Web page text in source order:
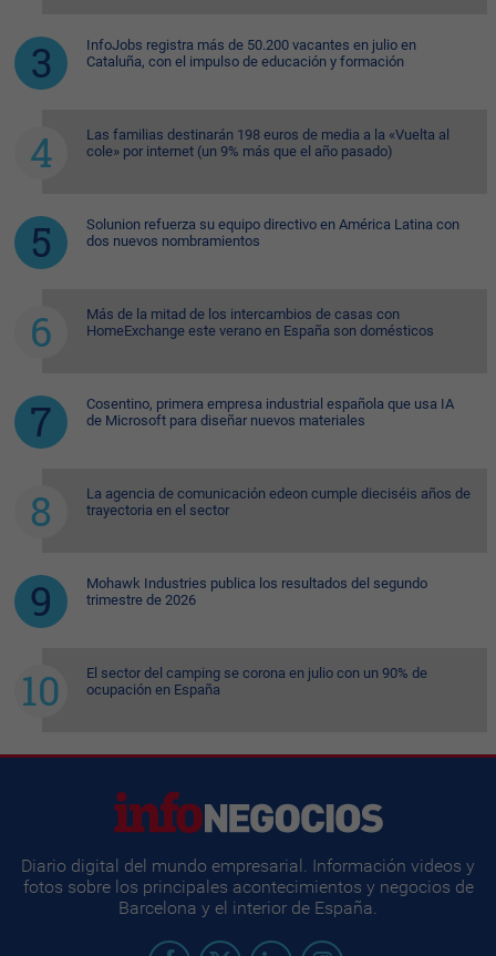
InfoJobs registra más de 50.200 vacantes en julio en
Cataluña, con el impulso de educación y formación
Las familias destinarán 198 euros de media a la «Vuelta al
cole» por internet (un 9% más que el año pasado)
Solunion refuerza su equipo directivo en América Latina con
dos nuevos nombramientos
Más de la mitad de los intercambios de casas con
HomeExchange este verano en España son domésticos
Cosentino, primera empresa industrial española que usa IA
de Microsoft para diseñar nuevos materiales
La agencia de comunicación edeon cumple dieciséis años de
trayectoria en el sector
Mohawk Industries publica los resultados del segundo
trimestre de 2026
El sector del camping se corona en julio con un 90% de
ocupación en España
Diario digital del mundo empresarial. Información videos y
fotos sobre los principales acontecimientos y negocios de
Barcelona y el interior de España.